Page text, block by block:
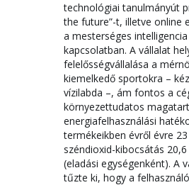
technológiai tanulmányút
the future”-t, illetve online
a mesterséges
kapcsolatban. A vállalat
felelősségvállalása a
kiemelkedő sportokra –
vízilabda –, ám fontos a
környezettudatos
energiafelhasználási
termékeikben évről évre
széndioxid-kibocsátás
(eladási egységenként). A
tűzte ki, hogy a